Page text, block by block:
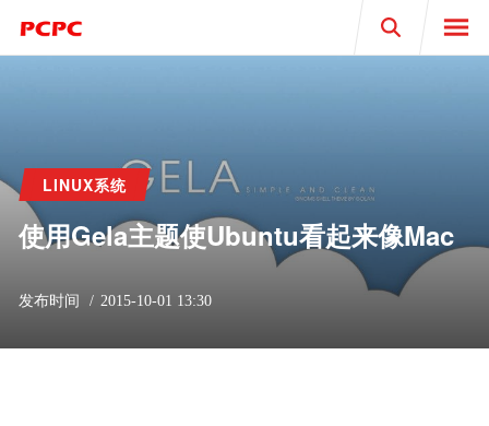
Search
LINUX系统
使用Gela主题使Ubuntu看起来像Mac
发布时间 2015-10-01 13:30